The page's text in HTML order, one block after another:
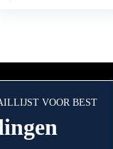
VOOR BEST